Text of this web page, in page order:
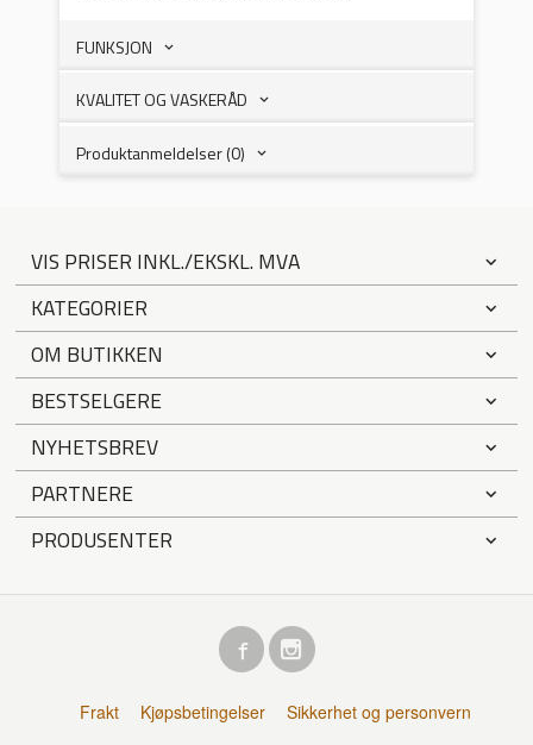
FUNKSJON
KVALITET OG VASKERÅD
Produktanmeldelser (0)
VIS PRISER INKL./EKSKL. MVA
KATEGORIER
OM BUTIKKEN
BESTSELGERE
NYHETSBREV
PARTNERE
PRODUSENTER
Frakt Kjøpsbetingelser
Sikkerhet og personvern